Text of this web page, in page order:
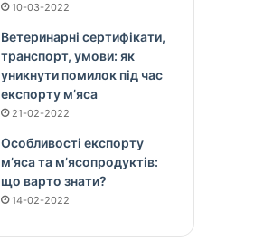
10-03-2022
Ветеринарні сертифікати,
транспорт, умови: як
уникнути помилок під час
експорту м’яса
21-02-2022
Особливості експорту
м’яса та м’ясопродуктів:
що варто знати?
14-02-2022